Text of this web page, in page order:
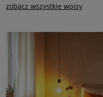
zobacz wszystkie wpisy